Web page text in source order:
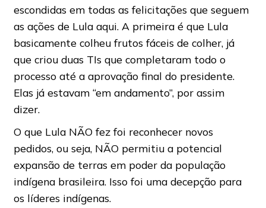
escondidas em todas as felicitações que seguem
as ações de Lula aqui. A primeira é que Lula
basicamente colheu frutos fáceis de colher, já
que criou duas TIs que completaram todo o
processo até a aprovação final do presidente.
Elas já estavam “em andamento”, por assim
dizer.
O que Lula NÃO fez foi reconhecer novos
pedidos, ou seja, NÃO permitiu a potencial
expansão de terras em poder da população
indígena brasileira. Isso foi uma decepção para
os líderes indígenas.